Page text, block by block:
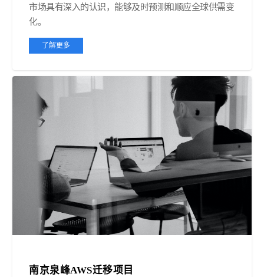
市场具有深入的认识，能够及时预测和顺应全球供需变
化。
了解更多
南京泉峰AWS迁移项目